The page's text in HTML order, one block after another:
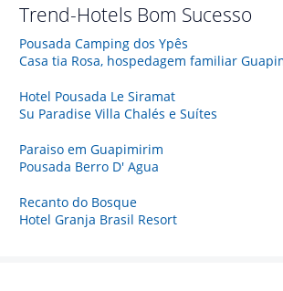
Trend-Hotels Bom Sucesso
Pousada Camping dos Ypês
Casa tia Rosa, hospedagem familiar
Hotel Pousada Le Siramat
Su Paradise Villa Chalés e Suítes
Paraiso em Guapimirim
Pousada Berro D' Agua
Recanto do Bosque
Hotel Granja Brasil Resort